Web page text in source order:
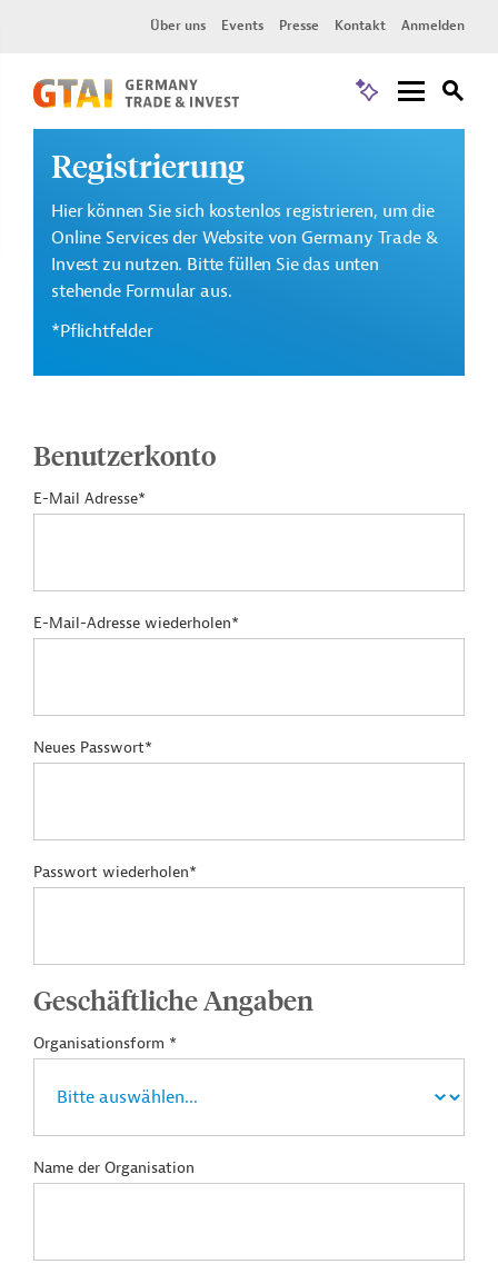
Über uns Events Presse Kontakt Anmelden
Registrierung
Hier können Sie sich kostenlos registrieren, um die
Online Services der Website von Germany Trade &
Invest zu nutzen. Bitte füllen Sie das unten
stehende Formular aus.
*Pflichtfelder
Benutzerkonto
E-Mail Adresse*
E-Mail-Adresse wiederholen*
Neues Passwort*
Passwort wiederholen*
Geschäftliche Angaben
Organisationsform *
Name der Organisation